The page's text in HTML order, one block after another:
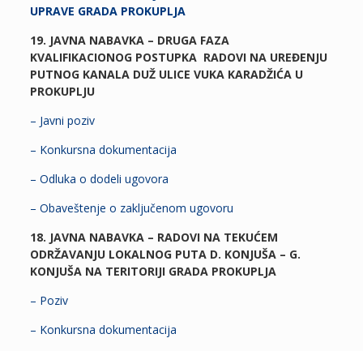
UPRAVE GRADA PROKUPLJA
19. JAVNA NABAVKA – DRUGA FAZA
KVALIFIKACIONOG POSTUPKA RADOVI NA UREĐENJU
PUTNOG KANALA DUŽ ULICE VUKA KARADŽIĆA U
PROKUPLJU
– Javni poziv
– Konkursna dokumentacija
– Odluka o dodeli ugovora
– Obaveštenje o zaključenom ugovoru
18. JAVNA NABAVKA – RADOVI NA TEKUĆEM
ODRŽAVANJU LOKALNOG PUTA D. KONJUŠA – G.
KONJUŠA NA TERITORIJI GRADA PROKUPLJA
– Poziv
– Konkursna dokumentacija